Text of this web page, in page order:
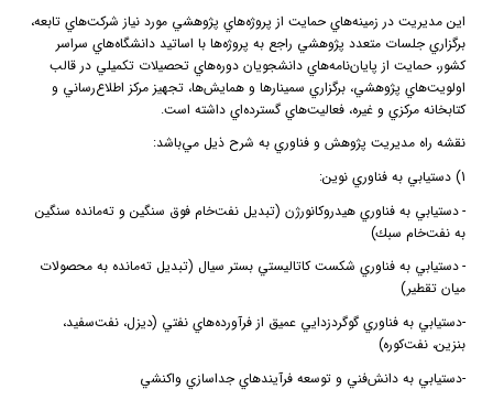
اين مديريت در زمينه‌هاي حمايت از پروژه‌هاي پژوهشي مورد نياز شركت‌هاي تابعه،
برگزاري جلسات متعدد پژوهشي راجع به پروژه‌ها با اساتيد دانشگاه‌هاي سراسر
كشور، حمايت از پايان‌نامه‌هاي دانشجويان دوره‌هاي تحصيلات تكميلي در قالب
اولويت‌هاي پژوهشي، برگزاري سمينارها و همايش‌ها، تجهيز مركز اطلاع‌رساني و
كتابخانه مركزي و غيره، فعاليت‌هاي گسترده‌اي داشته است.
نقشه راه مديريت پژوهش و فناوري به شرح ذيل مي‌باشد:
1) دستيابي به فناوري نوين:
-دستيابي به فناوري هيدروكانورژن (تبديل نفت‌خام فوق سنگين و ته‌مانده سنگين
به نفت‌خام سبك)
-دستيابي به فناوري شكست كاتاليستي بستر سيال (تبديل ته‌مانده به محصولات
ميان تقطير)
-دستيابي به فناوري گوگردزدايي عميق از فرآورده‌هاي نفتي (ديزل، نفت‌سفيد،
بنزين، نفت‌كوره)
-دستيابي به دانش‌فني و توسعه فرآيندهاي جداسازي واكنشي